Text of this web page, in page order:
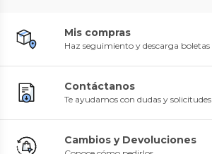
Mis compras
Haz seguimiento y descarga boletas
Contáctanos
Te ayudamos con dudas y solicitudes
Cambios y Devoluciones